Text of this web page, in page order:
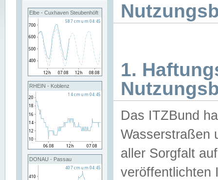
Elbe - Cuxhaven Steubenhöft
RHEIN - Koblenz
DONAU - Passau
1.
Das ITZBund
Wasserstraßen
aller Sorgfalt
veröffentlichten